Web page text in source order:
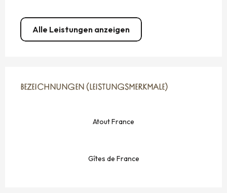
Alle Leistungen anzeigen
BEZEICHNUNGEN (LEISTUNGSMERKMALE)
BEZEICHNUNGEN (LEISTUNGSMERKMALE)
Atout France
Gîtes de France